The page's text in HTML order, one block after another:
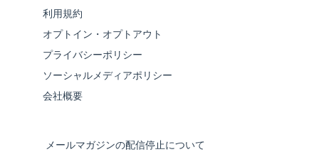
利用規約
オプトイン・オプトアウト
プライバシーポリシー
ソーシャルメディアポリシー
会社概要
メールマガジンの配信停止について